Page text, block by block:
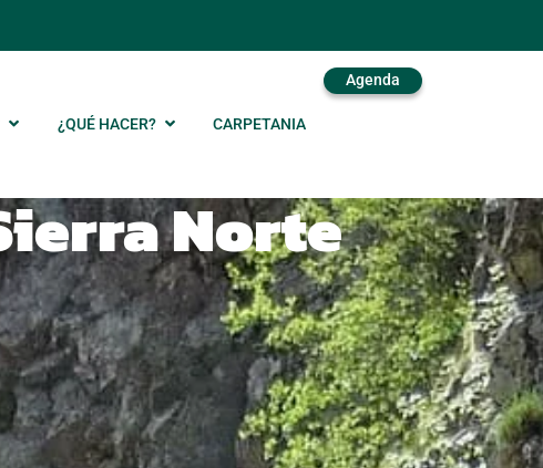
¿QUÉ HACER? CARPETANIA
Agenda
Norte